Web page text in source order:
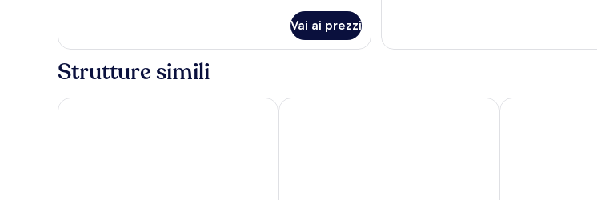
Vai ai prezzi
Strutture simili
West.inn48 - Self Check-In Hotel Shihlin Metro Home Papersun Hotel